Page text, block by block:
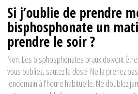
Si j’oublie de prendre
bisphosphonate un
prendre le soir ?
Non. Les bisphosphonates oraux doivent
vous oubliez, sautez la dose. Ne la prenez
lendemain à l’heure habituelle. Ne doublez